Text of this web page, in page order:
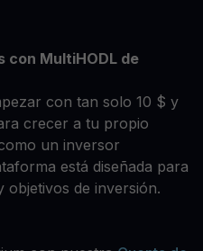
con MultiHODL de
con tan solo 10 $ y
crecer a tu propio
un inversor
está diseñada para
objetivos de inversión.